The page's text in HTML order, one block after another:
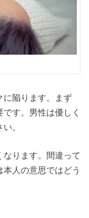
に陥ります。まず
す。男性は優しく
。
ります。間違って
人の意思ではどう